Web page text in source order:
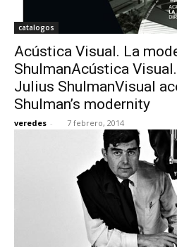
catalogos
Acústica Visual. La
ShulmanAcústica
Julius ShulmanVisual
Shulman’s modernity
veredes - 7 febrero, 2014